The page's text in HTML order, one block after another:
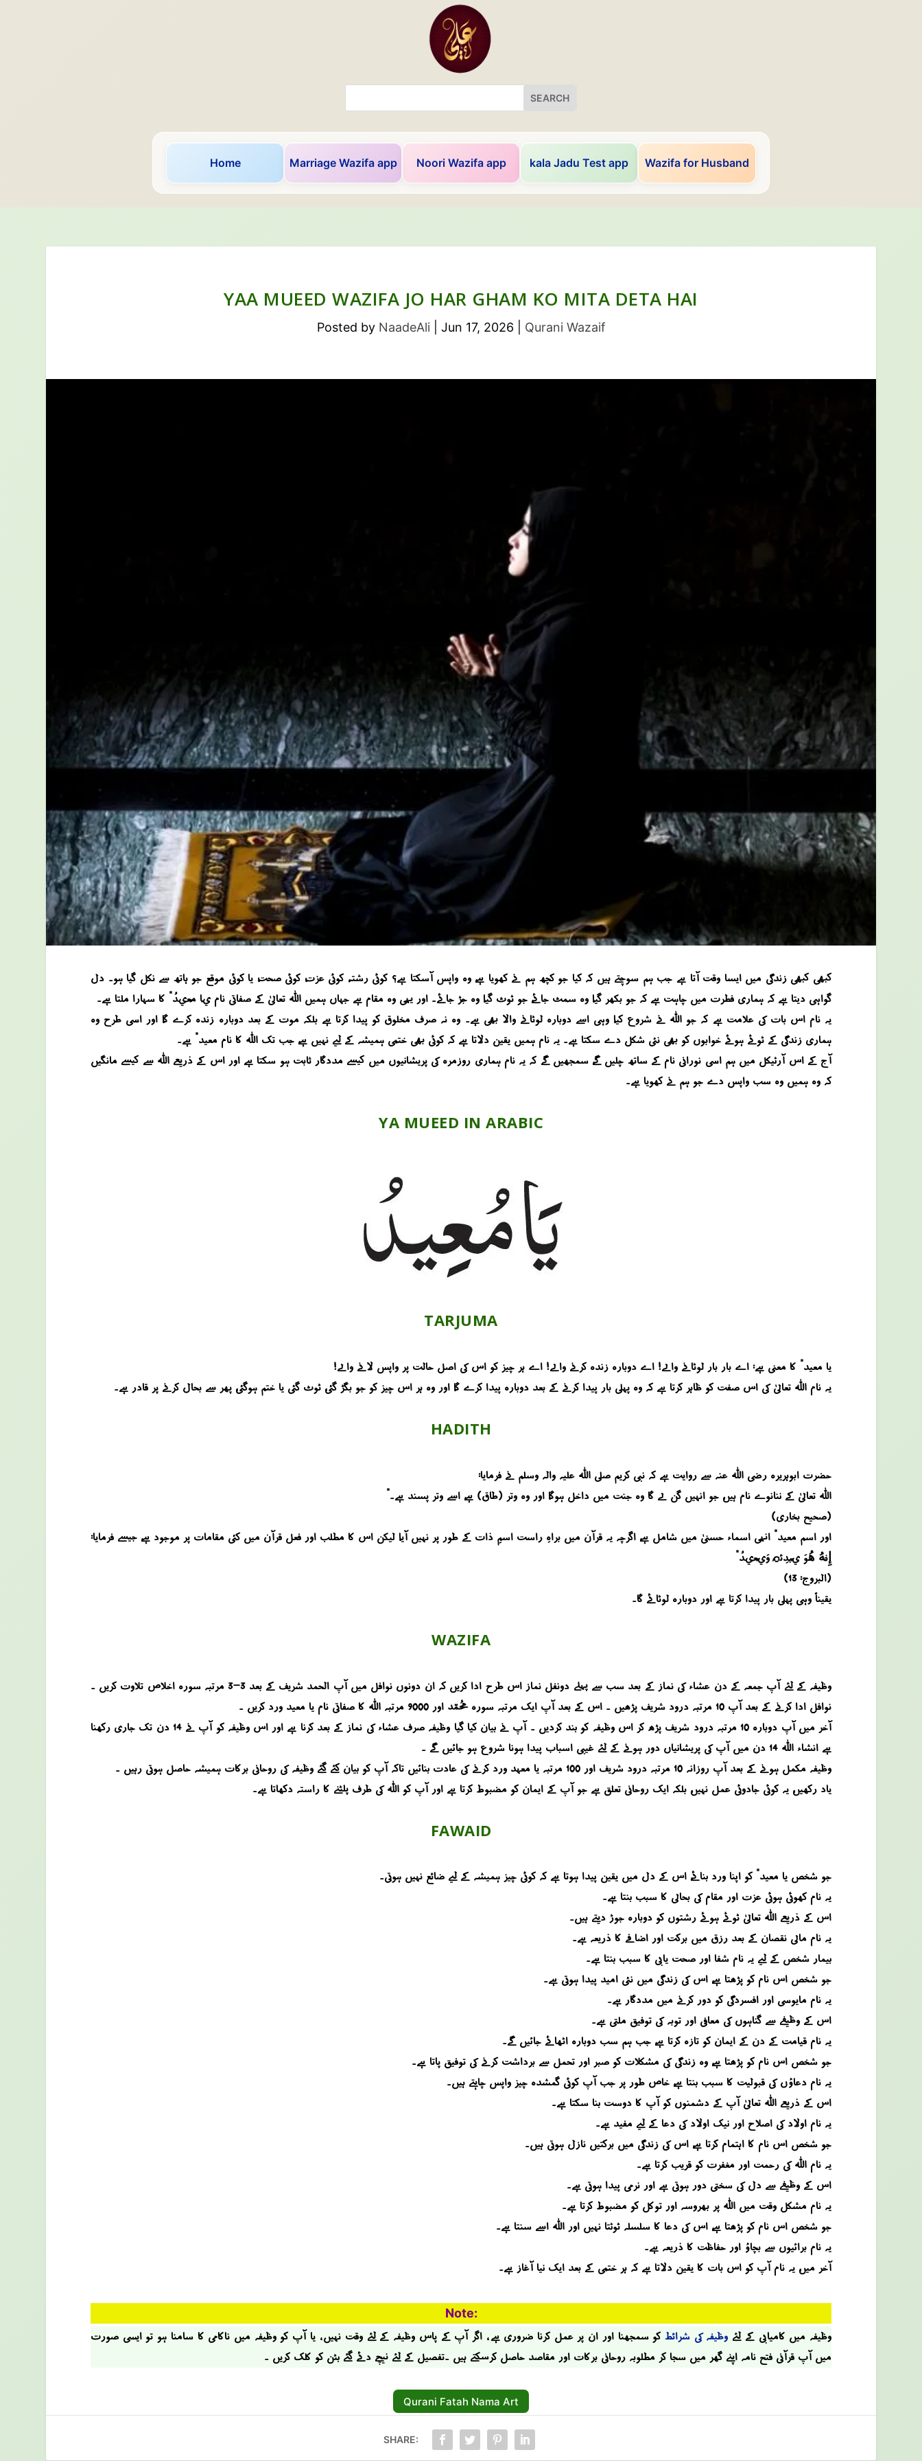
Home Marriage Wazifa app Noori Wazifa app kala Jadu Test app Wazifa for Husband
YAA MUEED WAZIFA JO HAR GHAM KO MITA DETA HAI
Posted by NaadeAli Jun 17, 2026 Qurani Wazaif
کبھی کبھی زندگی میں ایسا وقت آتا ہے جب ہم سوچتے ہیں کہ کیا جو کچھ ہم نے کھویا ہے، وہ واپس آسکتا ہے؟ کوئی رشتہ، کوئی عزت، کوئی صحت، یا کوئی موقع جو ہاتھ سے نکل گیا ہو۔ دل
گواہی دیتا ہے کہ ہماری فطرت میں چاہت ہے کہ جو بکھر گیا، وہ سِمٹ جائے، جو ٹوٹ گیا، وہ جُڑ جائے۔ اور یہی وہ مقام ہے جہاں ہمیں اللہ تعالیٰ کے صفاتی نام “يَا مُعِيدُ” کا سہارا ملتا ہے۔
یہ نام اس بات کی علامت ہے کہ جو اللہ نے شروع کیا، وہی اسے دوبارہ لوٹانے والا بھی ہے۔ وہ نہ صرف مخلوق کو پیدا کرتا ہے بلکہ موت کے بعد دوبارہ زندہ کرے گا، اور اسی طرح وہ
ہماری زندگی کے ٹوٹے ہوئے خوابوں کو بھی نئی شکل دے سکتا ہے۔ یہ نام ہمیں یقین دلاتا ہے کہ کوئی بھی ختمی ہمیشہ کے لیے نہیں ہے، جب تک اللہ کا نام “معید” ہے۔
آج کے اس آرٹیکل میں ہم اسی نورانی نام کے ساتھ چلیں گے، سمجھیں گے کہ یہ نام ہماری روزمرہ کی پریشانیوں میں کیسے مددگار ثابت ہو سکتا ہے اور اس کے ذریعے اللہ سے کیسے مانگیں
کہ وہ ہمیں وہ سب واپس دے جو ہم نے کھویا ہے۔
YA MUEED IN ARABIC
TARJUMA
“یا معید” کا معنی ہے: اے بار بار لوٹانے والے! اے دوبارہ زندہ کرنے والے! اے ہر چیز کو اس کی اصل حالت پر واپس لانے والے!
یہ نام اللہ تعالیٰ کی اس صفت کو ظاہر کرتا ہے کہ وہ پہلی بار پیدا کرنے کے بعد دوبارہ پیدا کرے گا، اور وہ ہر اس چیز کو جو بگڑ گئی، ٹوٹ گئی یا ختم ہوگئی، پھر سے بحال کرنے پر قادر ہے۔
HADITH
حضرت ابوہریرہ رضی اللہ عنہ سے روایت ہے کہ نبی کریم صلی اللہ علیہ والہ وسلم نے فرمایا:
“اللہ تعالیٰ کے ننانوے نام ہیں، جو انہیں گن لے گا وہ جنت میں داخل ہوگا، اور وہ وتر (طاق) ہے، اسے وتر پسند ہے۔”
(صحیح بخاری)
اور اسم “معید” انہی اسماء حسنیٰ میں شامل ہے، اگرچہ یہ قرآن میں براہِ راست اسمِ ذات کے طور پر نہیں آیا، لیکن اس کا مطلب اور فعل قرآن میں کئی مقامات پر موجود ہے، جیسے فرمایا:
“إِنَّهُ هُوَ يُبْدِئُ وَيُعِيدُ”
(البروج: 13)
یقیناً وہی پہلی بار پیدا کرتا ہے اور دوبارہ لوٹائے گا۔
WAZIFA
وظیفہ کے لئے آپ جمعہ کے دن عشاء کی نماز کے بعد سب سے پہلے دونفل نماز اس طرح ادا کریں کہ ان دونوں نوافل میں آپ الحمد شریف کے بعد 3-3 مرتبہ سورہ اخلاص تلاوت کریں ۔
نوافل ادا کرنے کے بعد آپ 10 مرتبہ درود شریف پڑھیں ۔ اس کے بعد آپ ایک مرتبہ سورہ محمد اور 9000 مرتبہ اللہ کا صفاتی نام یا معید ورد کریں ۔
آخر میں آپ دوبارہ 10 مرتبہ درود شریف پڑھ کر اس وظیفہ کو بند کردیں ۔ آپ نے بیان کیا گیا وظیفہ صرف عشاء کی نماز کے بعد کرنا ہے اور اس وظیفہ کو آپ نے 14 دن تک جاری رکھنا
ہے انشاء اللہ 14 دن میں آپ کی پریشانیاں دور ہونے کے لئے غیبی اسباب پیدا ہونا شروع ہو جائیں گے ۔
وظیفہ مکمل ہونے کے بعد آپ روزانہ 10 مرتبہ درود شریف اور 100 مرتبہ یا معہد ورد کرنے کی عادت بنائیں تاکہ آپ کو بیان کئے گئے وظیفہ کی روحانی برکات ہمیشہ حاصل ہوتی رہیں ۔
یاد رکھیں، یہ کوئی جادوئی عمل نہیں، بلکہ ایک روحانی تعلق ہے جو آپ کے ایمان کو مضبوط کرتا ہے اور آپ کو اللہ کی طرف پلٹنے کا راستہ دکھاتا ہے۔
FAWAID
جو شخص “یا معید” کو اپنا ورد بنائے، اس کے دل میں یقین پیدا ہوتا ہے کہ کوئی چیز ہمیشہ کے لیے ضائع نہیں ہوتی۔
یہ نام کھوئی ہوئی عزت اور مقام کی بحالی کا سبب بنتا ہے۔
اس کے ذریعے اللہ تعالیٰ ٹوٹے ہوئے رشتوں کو دوبارہ جوڑ دیتے ہیں۔
یہ نام مالی نقصان کے بعد رزق میں برکت اور اضافے کا ذریعہ ہے۔
بیمار شخص کے لیے یہ نام شفا اور صحت یابی کا سبب بنتا ہے۔
جو شخص اس نام کو پڑھتا ہے، اس کی زندگی میں نئی امید پیدا ہوتی ہے۔
یہ نام مایوسی اور افسردگی کو دور کرنے میں مددگار ہے۔
اس کے وظیفے سے گناہوں کی معافی اور توبہ کی توفیق ملتی ہے۔
یہ نام قیامت کے دن کے ایمان کو تازہ کرتا ہے، جب ہم سب دوبارہ اٹھائے جائیں گے۔
جو شخص اس نام کو پڑھتا ہے، وہ زندگی کی مشکلات کو صبر اور تحمل سے برداشت کرنے کی توفیق پاتا ہے۔
یہ نام دعاؤں کی قبولیت کا سبب بنتا ہے، خاص طور پر جب آپ کوئی گمشدہ چیز واپس چاہتے ہیں۔
اس کے ذریعے اللہ تعالیٰ آپ کے دشمنوں کو آپ کا دوست بنا سکتا ہے۔
یہ نام اولاد کی اصلاح اور نیک اولاد کی دعا کے لیے مفید ہے۔
جو شخص اس نام کا اہتمام کرتا ہے، اس کی زندگی میں برکتیں نازل ہوتی ہیں۔
یہ نام اللہ کی رحمت اور مغفرت کو قریب کرتا ہے۔
اس کے وظیفے سے دل کی سختی دور ہوتی ہے اور نرمی پیدا ہوتی ہے۔
یہ نام مشکل وقت میں اللہ پر بھروسہ اور توکل کو مضبوط کرتا ہے۔
جو شخص اس نام کو پڑھتا ہے، اس کی دعا کا سلسلہ ٹوٹتا نہیں اور اللہ اسے سنتا ہے۔
یہ نام برائیوں سے بچاؤ اور حفاظت کا ذریعہ ہے۔
آخر میں، یہ نام آپ کو اس بات کا یقین دلاتا ہے کہ ہر ختمی کے بعد ایک نیا آغاز ہے۔
Note:
وظیفہ میں کامیابی کے لئے وظیفہ کی شرائط کو سمجھنا اور ان پر عمل کرنا ضروری ہے ، اگر آپ کے پاس وظیفہ کے لئے وقت نہیں ، یا آپ کو وظیفہ میں ناکامی کا سامنا ہو تو ایسی صؤرت
میں آپ قرآنی فتح نامہ اپنے گھر میں سجا کر مطلوبہ روحانی برکات اور مقاصد حاصل کرسکتے ہیں ۔تفصیل کے لئے نیچے دئے گئے بٹن کو کلک کریں ۔
Qurani Fatah Nama Art
SHARE: